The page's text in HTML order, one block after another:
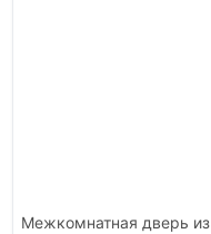
Межкомнатная дверь из